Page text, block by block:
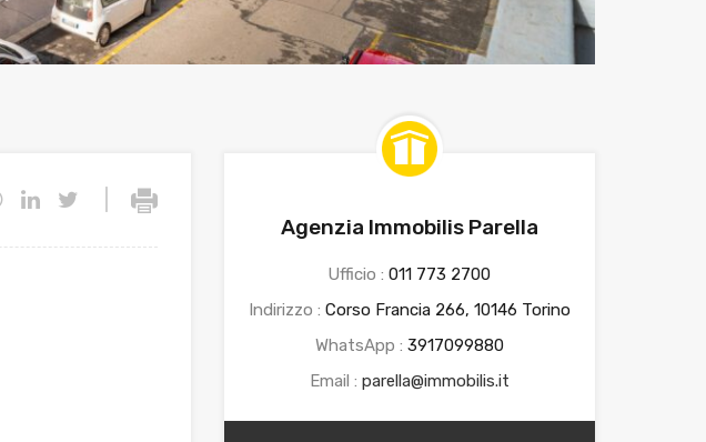
Agenzia Immobilis Parella
Ufficio :011 773 2700
Indirizzo : Corso Francia 266, 10146 Torino
WhatsApp : 3917099880
Email : parella@immobilis.it